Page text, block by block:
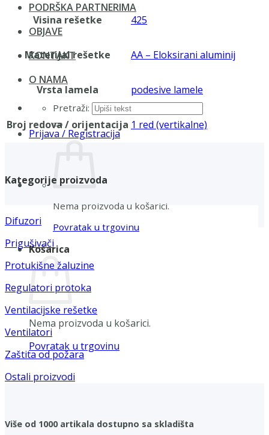
PODRŠKA PARTNERIMA
OBJAVE
KONTAKT
O NAMA
Pretraži:
Prijava / Registracija
Nema proizvoda u košarici.
Povratak u trgovinu
Košarica
Nema proizvoda u košarici.
Povratak u trgovinu
Visina rešetke 425
Materijal rešetke AA – Eloksirani aluminij
Vrsta lamela podesive lamele
Broj redova / orijentacija 1 red (vertikalne)
Kategorije proizvoda
Difuzori
Prigušivači
Protukišne žaluzine
Regulatori protoka
Ventilacijske rešetke
Ventilatori
Zaštita od požara
Ostali proizvodi
Više od 1000 artikala dostupno sa skladišta